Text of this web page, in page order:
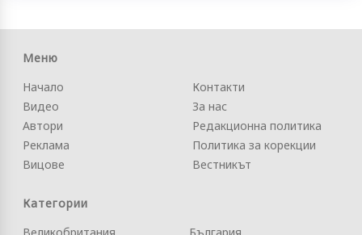
Меню
Начало
Видео
Автори
Реклама
Вицове
Контакти
За нас
Редакционна политика
Политика за корекции
Вестникът
Категории